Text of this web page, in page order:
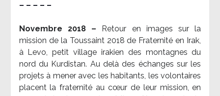
– – – – –
Novembre 2018 –
Retour en images sur la
mission de la Toussaint 2018 de Fraternité en Irak,
à Levo, petit village irakien des montagnes du
nord du Kurdistan. Au delà des échanges sur les
projets à mener avec les habitants, les volontaires
placent la fraternité au cœur de leur mission, en